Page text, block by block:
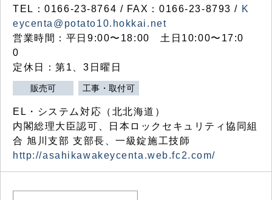
TEL：0166-23-8764 / FAX：0166-23-8793 / K
eycenta@potato10.hokkai.net
営業時間：平日9:00〜18:00 土日10:00〜17:0
0
定休日：第1、3日曜日
販売可 工事・取付可
EL・システム対応（北北海道）
内閣総理大臣認可、日本ロックセキュリティ協同組
合 旭川支部 支部長、一級錠施工技師
http://asahikawakeycenta.web.fc2.com/